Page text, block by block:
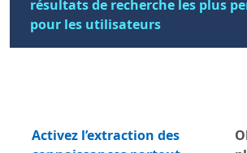
résultats de recherche les plus
pour les utilisateurs
Activez l’extraction des